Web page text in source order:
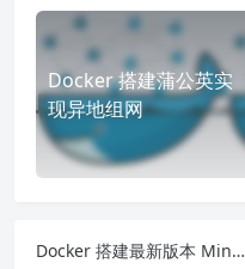
Docker 搭建蒲公英实
现异地组网
Docker 搭建最新版本 Minio 以及设置桶为公开权限